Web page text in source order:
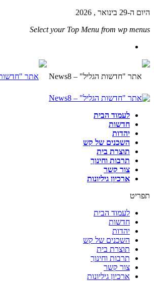
היום ה-29 בינואר , 2026
Select your Top Menu from wp menus
לעמוד הבית
חדשות
יהדות
השכנים של קש
תוצרת בית
תרבות וחינוך
צור קשר
ארכיון גיליונות
תפריט
לעמוד הבית
חדשות
יהדות
השכנים של קש
תוצרת בית
תרבות וחינוך
צור קשר
ארכיון גיליונות